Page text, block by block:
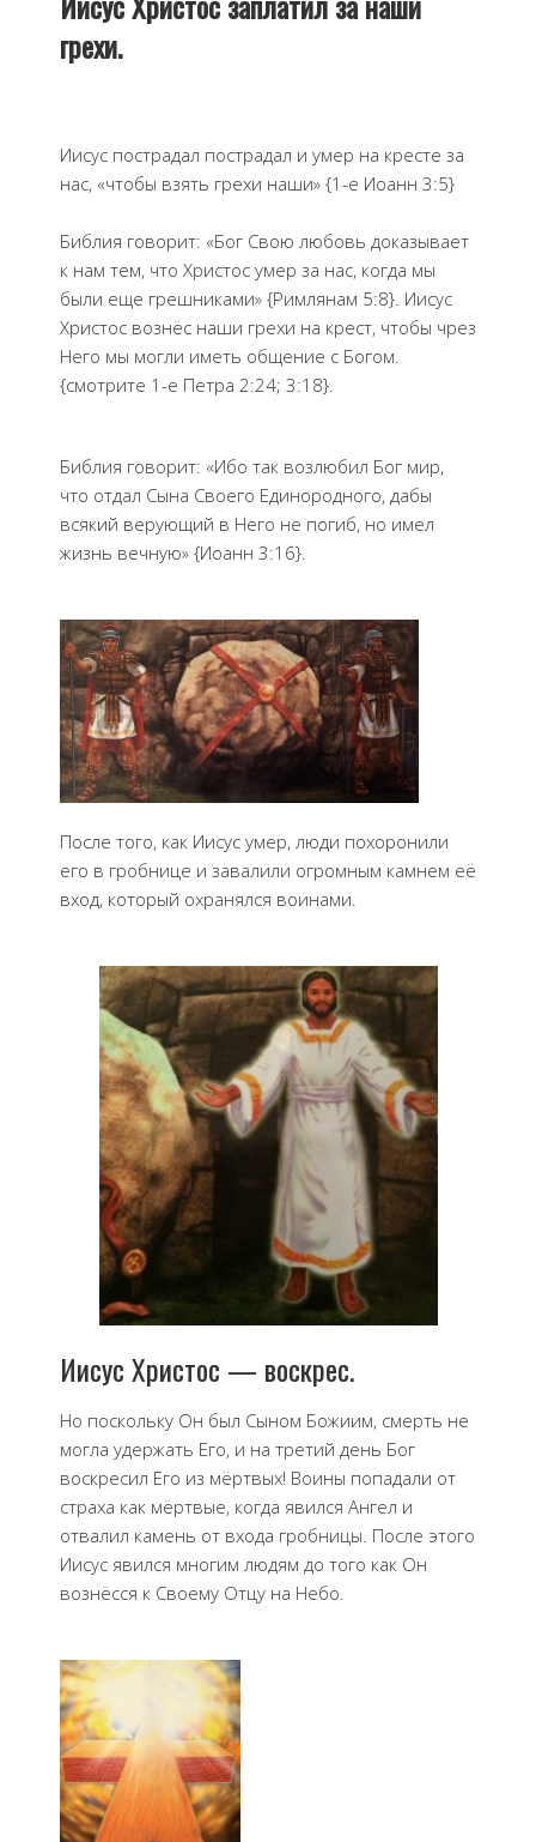
грехи.
Иисус пострадал пострадал и умер на кресте за
нас, «чтобы взять грехи наши» {1-е Иоанн 3:5}
Библия говорит: «Бог Свою любовь доказывает
к нам тем, что Христос умер за нас, когда мы
были еще грешниками» {Римлянам 5:8}. Иисус
Христос вознёс наши грехи на крест, чтобы чрез
Него мы могли иметь общение с Богом.
{смотрите 1-е Петра 2:24; 3:18}.
Библия говорит: «Ибо так возлюбил Бог мир,
что отдал Сына Своего Единородного, дабы
всякий верующий в Него не погиб, но имел
жизнь вечную» {Иоанн 3:16}.
После того, как Иисус умер, люди похоронили
его в гробнице и завалили огромным камнем её
вход, который охранялся воинами.
Иисус Христос — воскрес.
Но поскольку Он был Сыном Божиим, смерть не
могла удержать Его, и на третий день Бог
воскресил Его из мёртвых! Воины попадали от
страха как мёртвые, когда явился Ангел и
отвалил камень от входа гробницы. После этого
Иисус явился многим людям до того как Он
вознёсся к Своему Отцу на Небо.